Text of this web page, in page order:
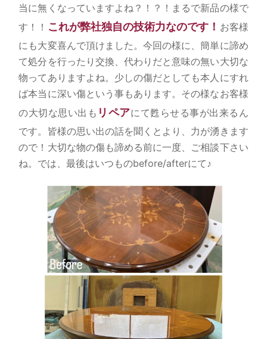
当に無くなっていますよね？！？！まるで新品の様で
す！！ これが弊社独自の技術力なのです！ お客様
にも大変喜んで頂けました。今回の様に、簡単に諦め
て処分を行ったり交換、代わりだと意味の無い大切な
物ってありますよね。少しの傷だとしても本人にすれ
ば本当に深い傷という事もあります。その様なお客様
の大切な思い出も リペアにて甦らせる事が出来るん
です。皆様の思い出の話を聞くとより、力が湧きます
ので！大切な物の傷も諦める前に一度、ご相談下さい
ね。では、最後はいつものbefore/afterにて♪